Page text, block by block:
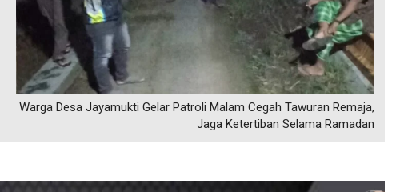
Warga Desa Jayamukti Gelar Patroli Malam Cegah Tawuran Remaja,
Jaga Ketertiban Selama Ramadan